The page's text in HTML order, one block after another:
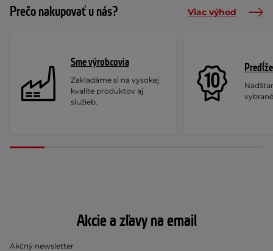
Prečo nakupovať u nás? Viac výhod
Sme výrobcovia
Zakladáme si na vysokej
kvalite produktov aj
služieb.
Akcie a zľavy na email
Akčný newsletter